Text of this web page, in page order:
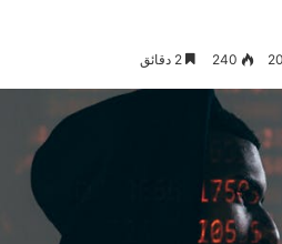
240 2 دقائق